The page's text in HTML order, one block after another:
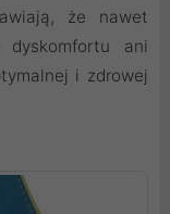
że nawet
dyskomfortu ani
i zdrowej